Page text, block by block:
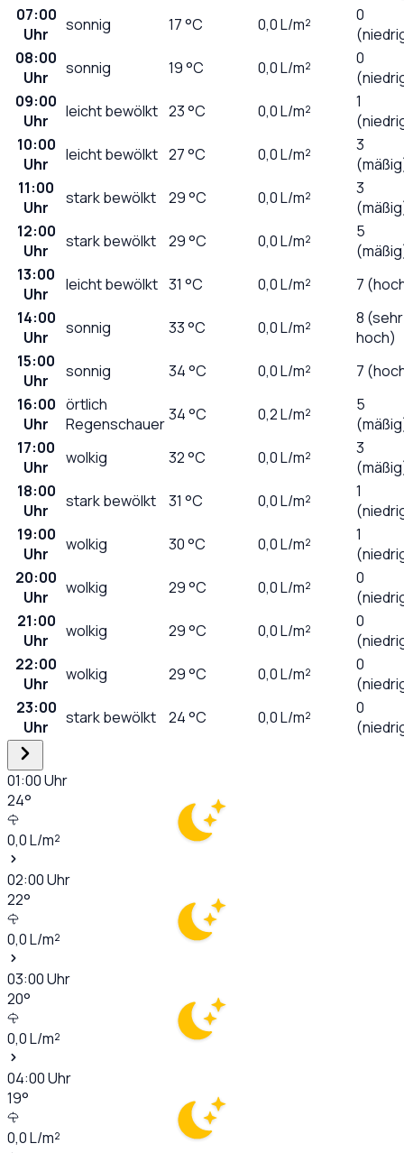
07:00
Uhr
sonnig 17°C 0,0L/m²
0
08:00
Uhr
sonnig 19°C 0,0L/m²
0
09:00
Uhr
leicht bewölkt 23°C 0,0L/m²
1
10:00
Uhr
leicht bewölkt 27°C 0,0L/m²
3
11:00
Uhr
stark bewölkt 29°C 0,0L/m²
3
12:00
Uhr
stark bewölkt 29°C 0,0L/m²
5
13:00
Uhr
leicht bewölkt 31 °C 0,0L/m²
7
14:00
Uhr
sonnig 33°C 0,0L/m²
8 (sehr
hoch)
15:00
Uhr
sonnig 34°C 0,0L/m²
7
16:00
Uhr
örtlich
Regenschauer34°C 0,2L/m²
5
17:00
Uhr
wolkig 32°C 0,0L/m²
3
18:00
Uhr
stark bewölkt 31 °C 0,0L/m²
1
19:00
Uhr
wolkig 30°C 0,0L/m²
1
20:00
Uhr
wolkig 29°C 0,0L/m²
0
21:00
Uhr
wolkig 29°C 0,0L/m²
0
22:00
Uhr
wolkig 29°C 0,0L/m²
0
23:00
Uhr
stark bewölkt 24°C 0,0L/m²
0
01:00Uhr
24°
0,0L/m²
02:00Uhr
22°
0,0L/m²
03:00Uhr
20°
0,0L/m²
04:00Uhr
19°
0,0L/m²